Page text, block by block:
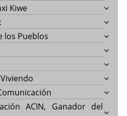
Kiwe
los Pueblos
ACIN, Ganador del